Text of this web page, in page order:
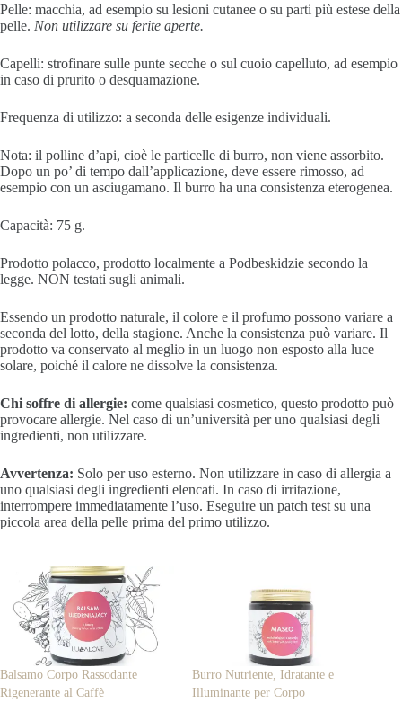
Pelle: macchia, ad esempio su lesioni cutanee o su parti più estese della
pelle. Non utilizzare su ferite aperte.
Capelli: strofinare sulle punte secche o sul cuoio capelluto, ad esempio
in caso di prurito o desquamazione.
Frequenza di utilizzo: a seconda delle esigenze individuali.
Nota: il polline d’api, cioè le particelle di burro, non viene assorbito.
Dopo un po’ di tempo dall’applicazione, deve essere rimosso, ad
esempio con un asciugamano. Il burro ha una consistenza eterogenea.
Capacità: 75 g.
Prodotto polacco, prodotto localmente a Podbeskidzie secondo la
legge. NON testati sugli animali.
Essendo un prodotto naturale, il colore e il profumo possono variare a
seconda del lotto, della stagione. Anche la consistenza può variare. Il
prodotto va conservato al meglio in un luogo non esposto alla luce
solare, poiché il calore ne dissolve la consistenza.
Chi soffre di allergie: come qualsiasi cosmetico, questo prodotto può
provocare allergie. Nel caso di un’università per uno qualsiasi degli
ingredienti, non utilizzare.
Avvertenza: Solo per uso esterno. Non utilizzare in caso di allergia a
uno qualsiasi degli ingredienti elencati. In caso di irritazione,
interrompere immediatamente l’uso. Eseguire un patch test su una
piccola area della pelle prima del primo utilizzo.
Balsamo Corpo Rassodante
Rigenerante al Caffè
Burro Nutriente, Idratante e
Illuminante per Corpo